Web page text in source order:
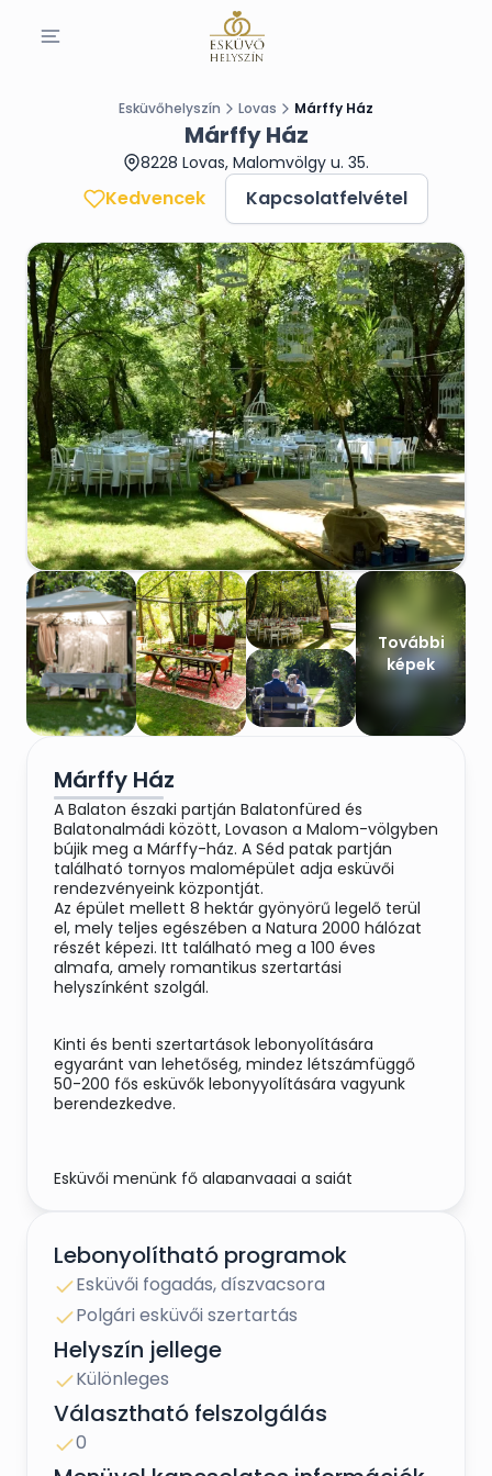
Esküvőhelyszín Lovas Márffy Ház
Márffy Ház
8228 Lovas, Malomvölgy u. 35.
Kedvencek Kapcsolatfelvétel
További
képek
Márffy Ház
A Balaton északi partján Balatonfüred és
Balatonalmádi között, Lovason a Malom-völgyben
bújik meg a Márffy-ház. A Séd patak partján
található tornyos malomépület adja esküvői
rendezvényeink központját.
Az épület mellett 8 hektár gyönyörű legelő terül
el, mely teljes egészében a Natura 2000 hálózat
részét képezi. Itt található meg a 100 éves
almafa, amely romantikus szertartási
helyszínként szolgál.
Kinti és benti szertartások lebonyolítására
egyaránt van lehetőség, mindez létszámfüggő
50-200 fős esküvők lebonyyolítására vagyunk
berendezkedve.
Esküvői menünk fő alapanyagai a saját
Italkínálatunkban megtalálhatók a régió
borászainak gondosan összeválogatott, díjnyertes
borai.
Egyedi elképzeléseket egyeztetve bérbe adjuk a
pázsitot, a panziót, lovaskocsit tudunk biztosítani
Sátrak, asztalok, székek és bazár bérlésére is
Lebonyolítható programok
Esküvői fogadás, díszvacsora
Polgári esküvői szertartás
Helyszín jellege
Különleges
Választható felszolgálás
0